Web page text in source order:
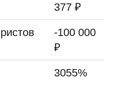
377 ₽
-100 000
₽
3055%